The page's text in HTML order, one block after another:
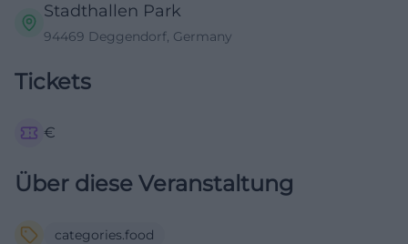
Stadthallen Park
94469 Deggendorf, Germany
Tickets
€
Über diese Veranstaltung
categories.food